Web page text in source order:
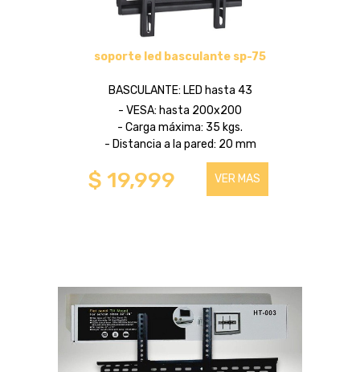
soporte led basculante sp-75
BASCULANTE: LED hasta 43
- VESA: hasta 200x200
- Carga máxima: 35 kgs.
- Distancia a la pared: 20 mm
$ 19,999 VER MAS